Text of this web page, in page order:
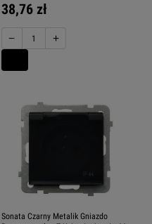
38,76 zł
− +
Sonata Czarny Metalik Gniazdo